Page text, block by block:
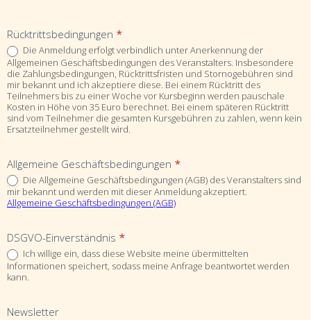
Rücktrittsbedingungen *
Die Anmeldung erfolgt verbindlich unter Anerkennung der
Allgemeinen Geschäftsbedingungen des Veranstalters. Insbesondere
die Zahlungsbedingungen, Rücktrittsfristen und Stornogebühren sind
mir bekannt und ich akzeptiere diese. Bei einem Rücktritt des
Teilnehmers bis zu einer Woche vor Kursbeginn werden pauschale
Kosten in Höhe von 35 Euro berechnet. Bei einem späteren Rücktritt
sind vom Teilnehmer die gesamten Kursgebühren zu zahlen, wenn kein
Ersatzteilnehmer gestellt wird.
Allgemeine Geschäftsbedingungen *
Die Allgemeine Geschäftsbedingungen (AGB) des Veranstalters sind
mir bekannt und werden mit dieser Anmeldung akzeptiert.
Allgemeine Geschäftsbedingungen (AGB)
DSGVO-Einverständnis *
Ich willige ein, dass diese Website meine übermittelten
Informationen speichert, sodass meine Anfrage beantwortet werden
kann.
Newsletter